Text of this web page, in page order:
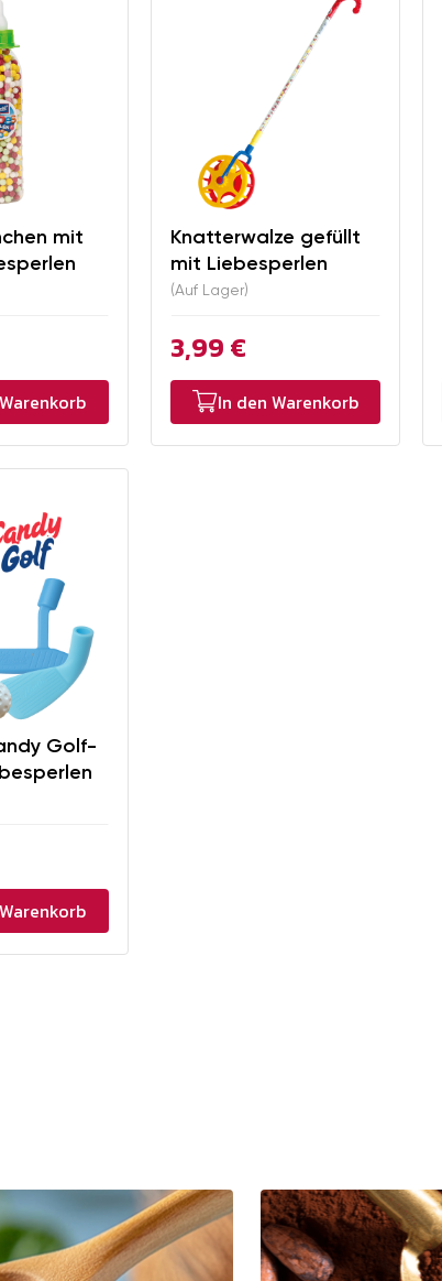
mit
Knatterwalze gefüllt
mit Liebesperlen
(Auf Lager)
3,99 €
In den Warenkorb
Golf-